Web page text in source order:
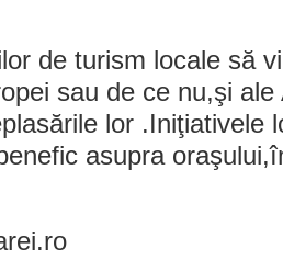
de turism locale să
sau de ce nu,şi
lor .Iniţiativele
asupra